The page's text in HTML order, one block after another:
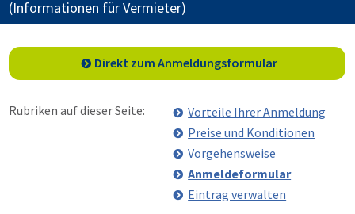
(Informationen für Vermieter)
Direkt zum Anmeldungsformular
Rubriken auf dieser Seite:
Vorteile Ihrer Anmeldung
Preise und Konditionen
Vorgehensweise
Anmeldeformular
Eintrag verwalten